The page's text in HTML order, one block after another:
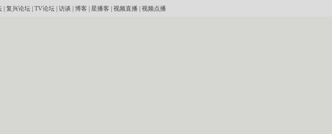
| 复兴论坛| TV论坛| 访谈 博客 星播客 视频直播| 视频点播